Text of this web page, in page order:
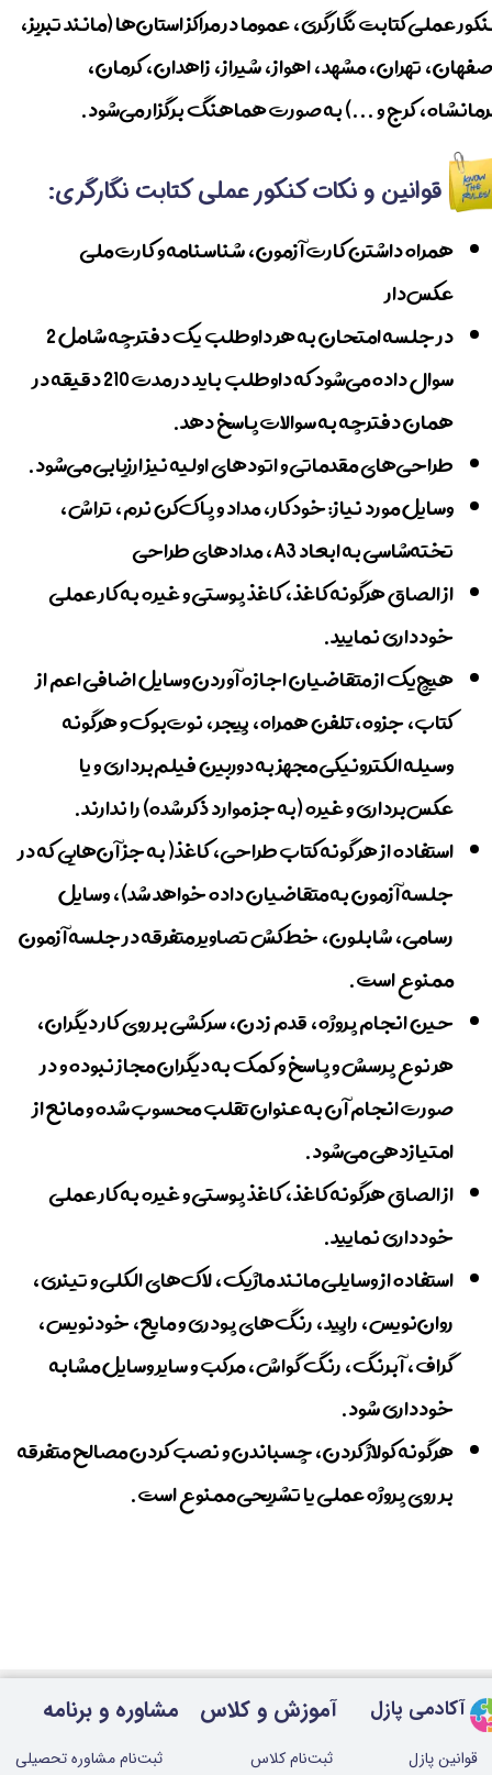
عملی کتابت نگارگری، عموما در مراکز استان‌ها (مانند تبریز،
تهران، مشهد، اهواز، شیراز، زاهدان، کرمان،
کرج و ...) به صورت هماهنگ برگزار می‌شود.
قوانین و نکات کنکور عملی کتابت نگارگری:
همراه داشتن کارت آزمون، شناسنامه و کارت ملی
عکس‌دار
در جلسه امتحان به هر داوطلب یک دفترچه شامل 2
سوال داده می‌شود که داوطلب باید در مدت 210 دقیقه در
همان دفترچه به سوالات پاسخ دهد.
طراحی‌های مقدماتی و اتودهای اولیه نیز ارزیابی می‌شود.
وسایل مورد نیاز: خودکار، مداد و پاک‌کن نرم، تراش،
تخته‌شاسی به ابعاد A3، مدادهای طراحی
از الصاق هرگونه کاغذ، کاغذ پوستی و غیره به کار عملی
خودداری نمایید.
هیچ‌یک از متقاضیان اجازه آوردن وسایل اضافی اعم از
کتاب، جزوه، تلفن همراه، پیجر، نوت‌بوک و هرگونه
وسیله الکترونیکی مجهز به دوربین فیلم‌برداری و یا
عکس‌برداری و غیره (به جز موارد ذکر شده) را ندارند.
استفاده از هر گونه کتاب طراحی، کاغذ( به جز آن‌هایی که در
جلسه آزمون به متقاضیان داده خواهد شد)، وسایل
رسامی، شابلون، خط‌کش تصاویر متفرقه در جلسه آزمون
ممنوع است.
حین انجام پروژه، قدم زدن، سرکشی بر روی کار دیگران،
هر نوع پرسش و پاسخ و کمک به دیگران مجاز نبوده و در
صورت انجام آن به عنوان تقلب محسوب شده و مانع از
امتیازدهی می‌شود.
از الصاق هرگونه کاغذ، کاغذ پوستی و غیره به کار عملی
خودداری نمایید.
استفاده از وسایلی مانند ماژیک، لاک‌های الکلی و تینری،
روان‌نویس، راپید، رنگ‌های پودری و مایع، خودنویس،
گراف، آبرنگ، رنگ گواش، مرکب و سایر وسایل مشابه
خودداری شود.
هرگونه کولاژ کردن، چسباندن و نصب کردن مصالح متفرقه
بر روی پروژه عملی یا تشریحی ممنوع است.​​​​​​​
مشاوره و برنامه
ثبت‌نام مشاوره تحصیلی
آموزش و کلاس
ثبت‌نام کلاس
آکادمی پازل
قوانین پازل